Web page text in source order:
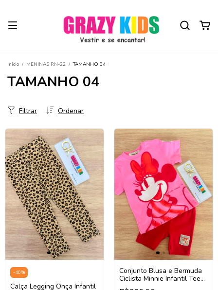
Início / MENINAS RN-22 / TAMANHO 04
TAMANHO 04
Ordenar
Filtrar
-40%
Calça Legging Onça Infantil
Conjunto Blusa e Bermuda
Ciclista Minnie Infantil Teen
Menina Animé P6705